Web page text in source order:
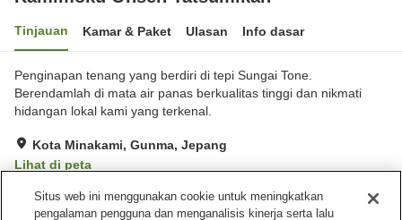
Tinjauan Kamar & Paket Ulasan Info dasar
Penginapan tenang yang berdiri di tepi Sungai Tone.
Berendamlah di mata air panas berkualitas tinggi dan nikmati
hidangan lokal kami yang terkenal.
Kota Minakami, Gunma, Jepang
Lihat di peta
Hebat Ulasan:375
Situs web ini menggunakan cookie untuk meningkatkan
pengalaman pengguna dan menganalisis kinerja serta lalu